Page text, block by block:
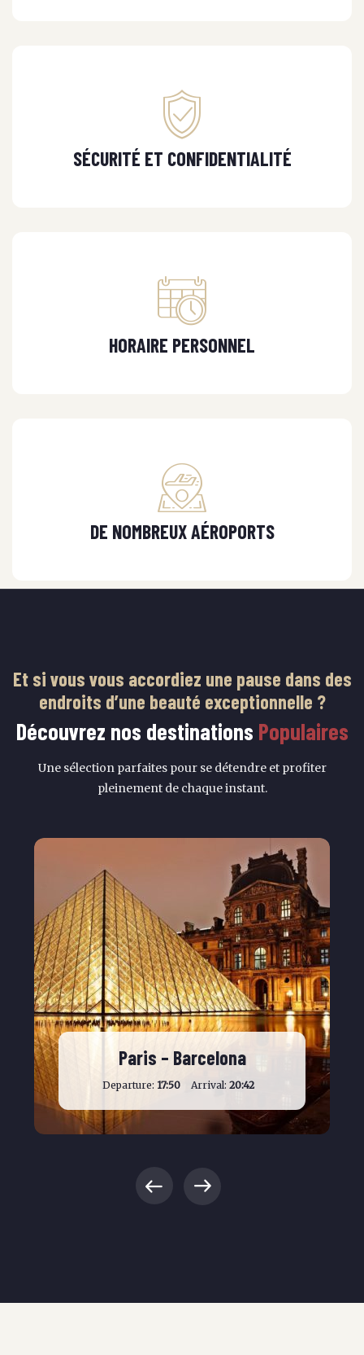
SÉCURITÉ ET CONFIDENTIALITÉ
HORAIRE PERSONNEL
DE NOMBREUX AÉROPORTS
Et si vous vous accordiez une pause dans des
endroits d’une beauté exceptionnelle ?
Découvrez nos destinations Populaires
Une sélection parfaites pour se détendre et profiter
pleinement de chaque instant.
Paris – Barcelona
Departure: 17:50 Arrival: 20:42